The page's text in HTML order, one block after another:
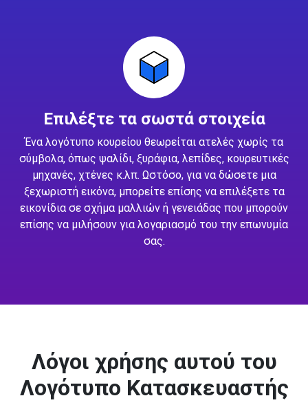
Επιλέξτε τα σωστά στοιχεία
Ένα λογότυπο κουρείου θεωρείται ατελές χωρίς τα
σύμβολα, όπως ψαλίδι, ξυράφια, λεπίδες, κουρευτικές
μηχανές, χτένες κ.λπ. Ωστόσο, για να δώσετε μια
ξεχωριστή εικόνα, μπορείτε επίσης να επιλέξετε τα
εικονίδια σε σχήμα μαλλιών ή γενειάδας που μπορούν
επίσης να μιλήσουν για λογαριασμό του την επωνυμία
σας.
Λόγοι χρήσης αυτού του
Λογότυπο Κατασκευαστής